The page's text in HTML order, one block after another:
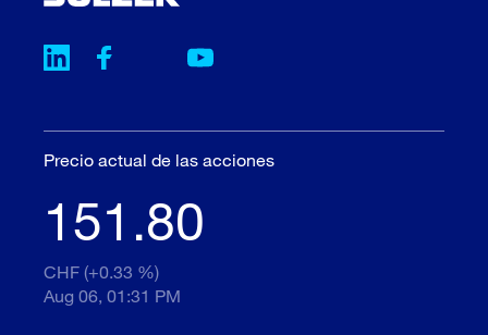
Precio actual de las acciones
151.80
CHF (+0.33 %)
Aug 06, 01:31 PM